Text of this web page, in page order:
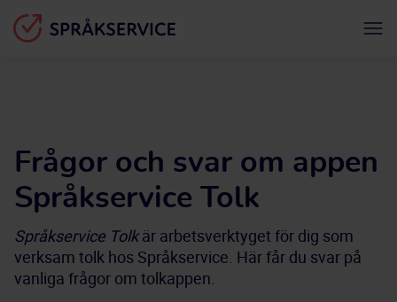
Frågor och svar om appen
Språkservice Tolk
Språkservice Tolk är arbetsverktyget för dig som
verksam tolk hos Språkservice. Här får du svar på
vanliga frågor om tolkappen.